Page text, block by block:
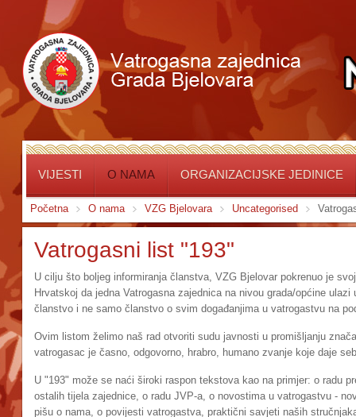
VIJESTI O NAMA ORGANIZACIJSKE JEDINICE
Početna O nama VZG Bjelovara Uncategorised
Vatrogasni list "193"
U cilju što boljeg informiranja članstva, VZG Bjelovar pokrenuo je
Hrvatskoj da jedna Vatrogasna zajednica na nivou grada/općine
članstvo i ne samo članstvo o svim događanjima u vatrogastvu na
Ovim listom želimo naš rad otvoriti sudu javnosti u promišljanju
vatrogasac je časno, odgovorno, hrabro, humano zvanje koje daje
U "193" može se naći široki raspon tekstova kao na primjer: o radu
ostalih tijela zajednice, o radu JVP-a, o novostima u vatrogastvu -
pišu o nama, o povijesti vatrogastva, praktični savjeti naših